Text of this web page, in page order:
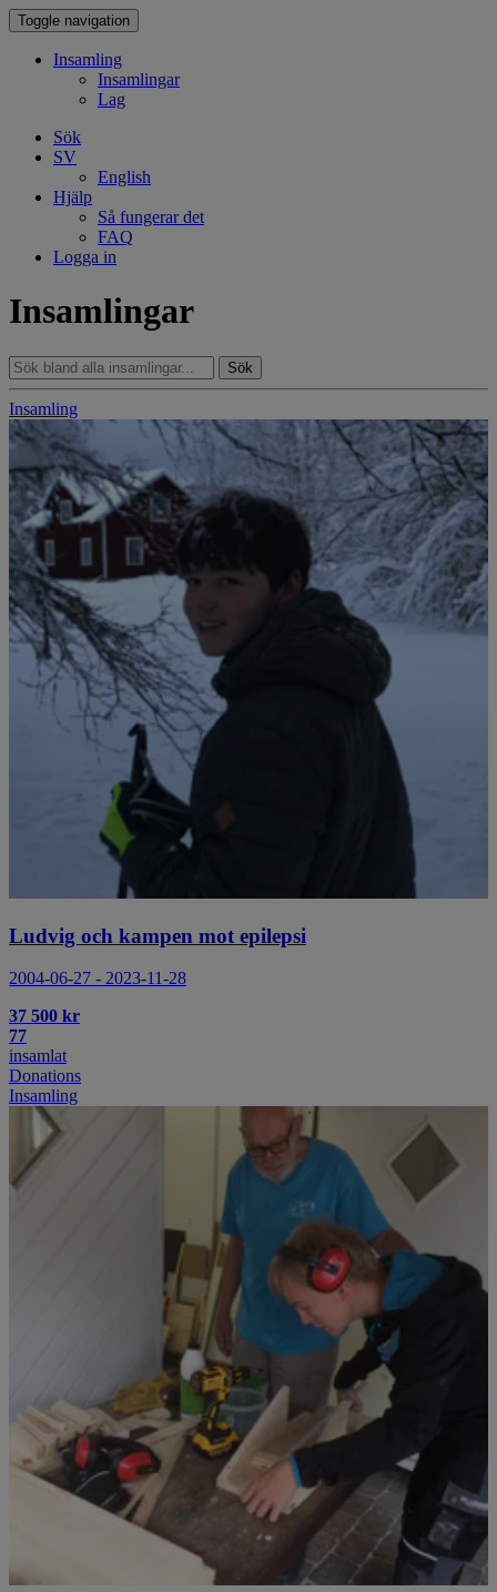
Toggle navigation
Insamling
Insamlingar
Lag
Sök
SV
English
Hjälp
Så fungerar det
FAQ
Logga in
Insamlingar
Sök
Insamling
Ludvig och kampen mot epilepsi
2004-06-27 - 2023-11-28
37 500 kr
77
insamlat
Donations
Insamling